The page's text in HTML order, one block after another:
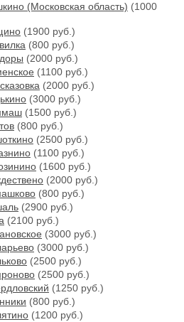
(Московская область) (1000
(1900 руб.)
(800 руб.)
(2000 руб.)
(1100 руб.)
(2000 руб.)
(3000 руб.)
(1500 руб.)
(800 руб.)
(2500 руб.)
(1100 руб.)
(1600 руб.)
(2000 руб.)
(800 руб.)
(2900 руб.)
(2100 руб.)
(3000 руб.)
(3000 руб.)
(2500 руб.)
(2500 руб.)
(1250 руб.)
(800 руб.)
(1200 руб.)